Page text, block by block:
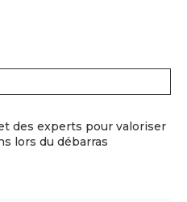
des experts pour valoriser
lors du débarras